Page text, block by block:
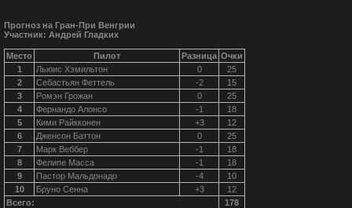
Прогноз на Гран-При Венгрии
Участник: Андрей Гладких
Место Пилот Разница Очки
1
Льюис Хэмильтон 0
25
2
Себастьян Феттель -2
15
3
Ромэн Грожан 0
25
4
Фернандо Алонсо -1
18
5
Кими Райкконен +3
12
6
Дженсон Баттон 0
25
7
Марк Веббер -1
18
8
Фелипе Масса -1
18
9
Пастор Мальдонадо -4
10
10
Бруно Сенна +3
12
Всего:
178